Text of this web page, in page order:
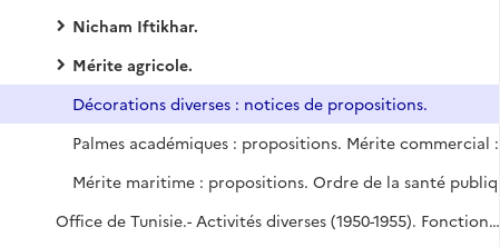
Nicham Iftikhar.
Mérite agricole.
Décorations diverses : notices de propositions.
Office de Tunisie.- Activités diverses (1950-1955). Fonctionnaires de l'Office de Tunisie : renseignements divers (mai 1951-février 1956).